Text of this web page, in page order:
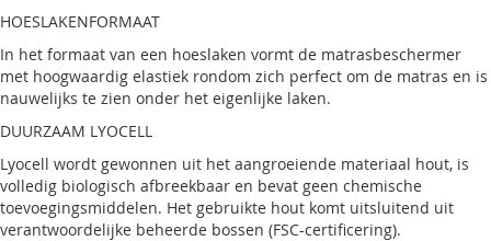
HOESLAKENFORMAAT
In het formaat van een hoeslaken vormt de matrasbeschermer
met hoogwaardig elastiek rondom zich perfect om de matras en is
nauwelijks te zien onder het eigenlijke laken.
DUURZAAM LYOCELL
Lyocell wordt gewonnen uit het aangroeiende materiaal hout, is
volledig biologisch afbreekbaar en bevat geen chemische
toevoegingsmiddelen. Het gebruikte hout komt uitsluitend uit
verantwoordelijke beheerde bossen (FSC-certificering).